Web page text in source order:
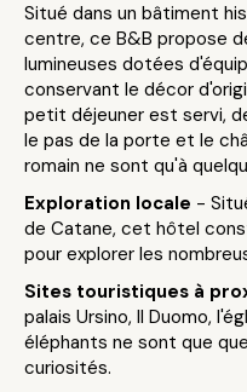
Situé dans un bâtiment
centre, ce B&B propose
lumineuses dotées
conservant le décor
petit déjeuner est servi,
le pas de la porte et le
romain ne sont qu'à
Exploration locale -
de Catane, cet hôtel
pour explorer les
Sites touristiques à
palais Ursino, Il Duomo,
éléphants ne sont que
curiosités.